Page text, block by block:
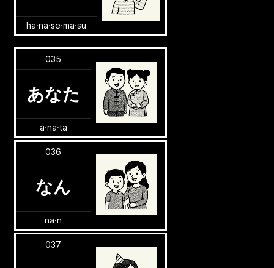
ha·na·se·ma·su
035
あなた
a·na·ta
036
なん
na·n
037